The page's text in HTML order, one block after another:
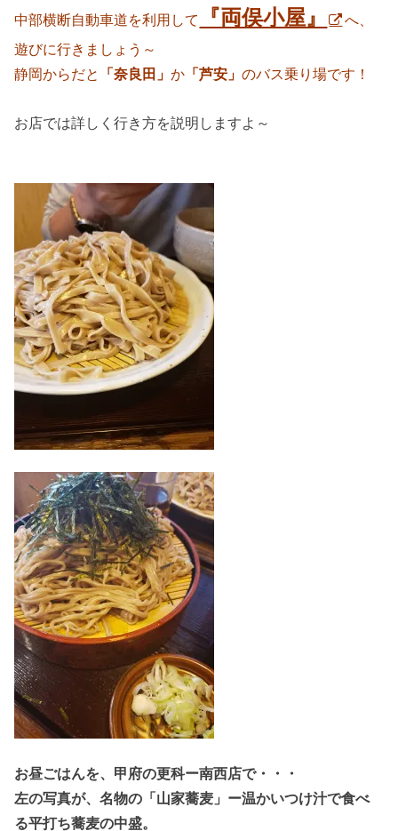
中部横断自動車道を利用して 『両俣小屋』
へ、
遊びに行きましょう～
静岡からだと
「奈良田」か 「芦安」のバス乗り場です！
お店では詳しく行き方を説明しますよ～
お昼ごはんを、甲府の更科ー南西店で・・・
左の写真が、名物の「山家蕎麦」ー温かいつけ汁で食べ
る平打ち蕎麦の中盛。